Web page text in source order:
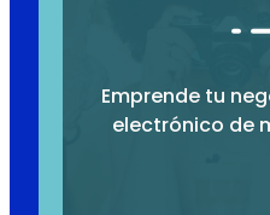
Emprende tu
electrónico de